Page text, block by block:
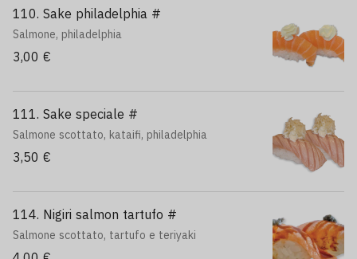
110. Sake philadelphia #
Salmone, philadelphia
3,00 €
111. Sake speciale #
Salmone scottato, kataifi, philadelphia
3,50 €
114. Nigiri salmon tartufo #
Salmone scottato, tartufo e teriyaki